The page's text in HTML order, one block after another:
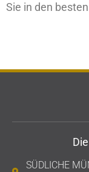
Sie in den
SÜDLICHE